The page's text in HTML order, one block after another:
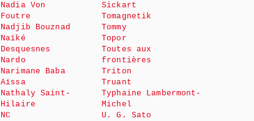
Nadia Von
Foutre
Nadjib Bouznad
Naïké
Desquesnes
Nardo
Narimane Baba
Aïssa
Nathaly Saint-
Hilaire
NC
Sickart
Tomagnetik
Tommy
Topor
Toutes aux
frontières
Triton
Truant
Typhaine Lambermont-
Michel
U. G. Sato